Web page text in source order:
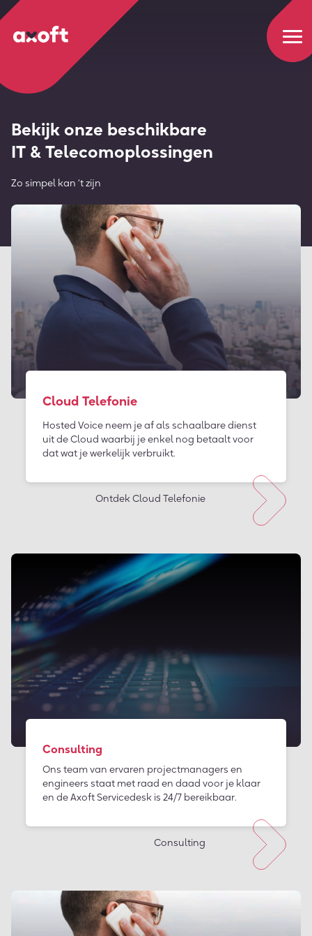
Bekijk onze beschikbare
IT & Telecomoplossingen
Zo simpel kan ‘t zijn
Cloud Telefonie
Hosted Voice neem je af als schaalbare dienst
uit de Cloud waarbij je enkel nog betaalt voor
dat wat je werkelijk verbruikt.
Ontdek Cloud Telefonie
Consulting
Ons team van ervaren projectmanagers en
engineers staat met raad en daad voor je klaar
en de Axoft Servicedesk is 24/7 bereikbaar.
Consulting